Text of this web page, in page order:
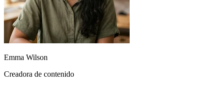
Emma Wilson
Creadora de contenido
Esta herramienta nos permitió crear más de 50 voces de personajes